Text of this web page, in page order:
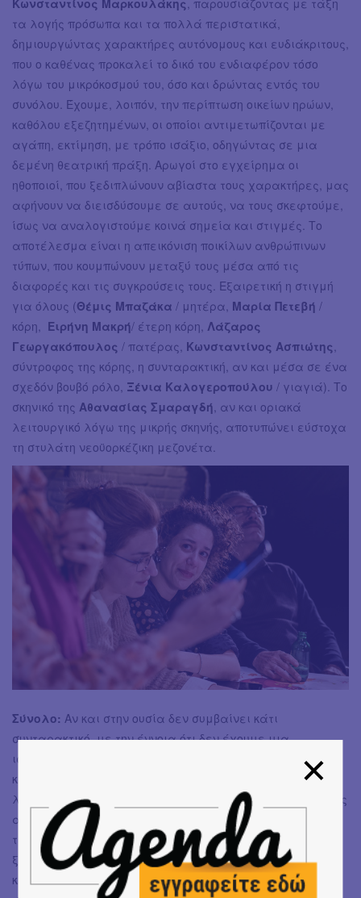
τα λογής πρόσωπα και τα πολλά περιστατικά,
δημιουργώντας χαρακτήρες αυτόνομους και ευδιάκριτους,
που ο καθένας προκαλεί το δικό του ενδιαφέρον τόσο
λόγω του μικρόκοσμού του, όσο και δρώντας εντός του
συνόλου. Έχουμε, λοιπόν, την περίπτωση οικείων ηρώων,
καθόλου εξεζητημένων, οι οποίοι αντιμετωπίζονται με
αγάπη, εκτίμηση, με τρόπο ισάξιο, οδηγώντας σε μια
δεμένη θεατρική πράξη. Αρωγοί στο εγχείρημα οι
ηθοποιοί, που ξεδιπλώνουν αβίαστα τους χαρακτήρες, μας
αφήνουν να διεισδύσουμε σε αυτούς, να τους σκεφτούμε,
ίσως να αναλογιστούμε κοινά σημεία και στιγμές. Το
αποτέλεσμα είναι η απεικόνιση ποικίλων ανθρώπινων
τύπων, που κουμπώνουν μεταξύ τους μέσα από τις
διαφορές και τις συγκρούσεις τους. Εξαιρετική η στιγμή
για όλους (Θέμις Μπαζάκα / μητέρα, Μαρία Πετεβή /
κόρη, Ειρήνη Μακρή/ έτερη κόρη, Λάζαρος
Γεωργακόπουλος / πατέρας, Κωνσταντίνος Ασπιώτης
σύντροφος της κόρης, η συνταρακτική, αν και μέσα σε ένα
σχεδόν βουβό ρόλο, Ξένια Καλογεροπούλου / γιαγιά). Το
σκηνικό της Αθανασίας Σμαραγδή , αν και οριακά
λειτουργικό λόγω της μικρής σκηνής, αποτυπώνει εύστοχα
τη στυλάτη νεοϋορκέζικη μεζονέτα.
Σύνολο: Αν και στην ουσία δεν συμβαίνει κάτι
συνταρακτικό, με την έννοια ότι δεν έχουμε μια
ιστορία δριμείας εξέλιξης, εντούτοις πρόκειται για μια
καλοδουλεμένη, ενδιαφέρουσα παράσταση, που
λειτουργεί ως ψυχογράφημα, καθώς η κύρια δυναμική της
αφορά στην “αποκάλυψη” των ηρώων της -αποτέλεσμα
της σκηνοθετικής και ερμηνευτικής ενσυναίσθησης-,
ξεκινώντας από την ωραιοποιημένη τους εκδοχή και
καταλήγοντας εντός σύγχρονων και ρεαλιστικών